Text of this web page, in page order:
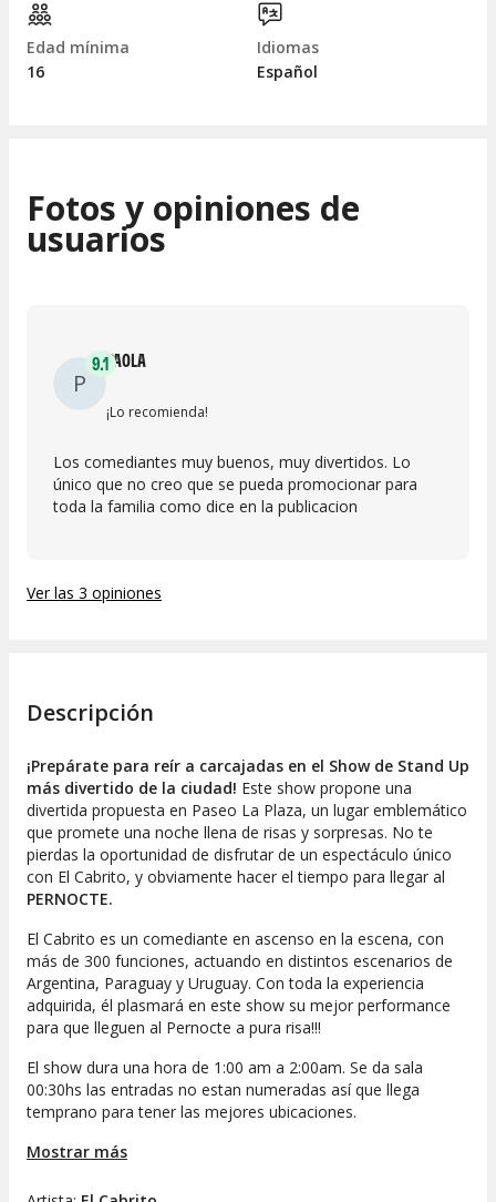
Edad mínima
16
Idiomas
Español
Fotos y opiniones de
usuarios
P
9.1PAOLA
¡Lo recomienda!
Los comediantes muy buenos, muy divertidos. Lo
único que no creo que se pueda promocionar para
toda la familia como dice en la publicacion
Ver las 3 opiniones
Descripción
¡Prepárate para reír a carcajadas en el Show de Stand Up
más divertido de la ciudad! Este show propone una
divertida propuesta en Paseo La Plaza, un lugar emblemático
que promete una noche llena de risas y sorpresas. No te
pierdas la oportunidad de disfrutar de un espectáculo único
con El Cabrito, y obviamente hacer el tiempo para llegar al
PERNOCTE.
El Cabrito es un comediante en ascenso en la escena, con
más de 300 funciones, actuando en distintos escenarios de
Argentina, Paraguay y Uruguay. Con toda la experiencia
adquirida, él plasmará en este show su mejor performance
para que lleguen al Pernocte a pura risa!!!
El show dura una hora de 1:00 am a 2:00am. Se da sala
00:30hs las entradas no estan numeradas así que llega
temprano para tener las mejores ubicaciones.
Mostrar más